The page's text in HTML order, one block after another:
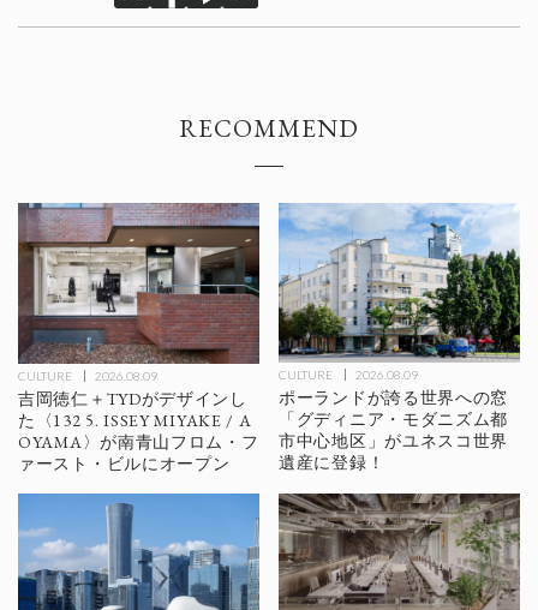
RECOMMEND
CULTURE 2026.08.09
吉岡徳仁＋TYDがデザインし
た〈132 5. ISSEY MIYAKE / A
OYAMA〉が南青山フロム・フ
ァースト・ビルにオープン
CULTURE 2026.08.09
ポーランドが誇る世界への窓
「グディニア・モダニズム都
市中心地区」がユネスコ世界
遺産に登録！